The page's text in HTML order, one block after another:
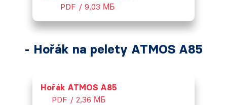
PDF / 9,03 МБ
- Hořák na pelety ATMOS A85
Hořák ATMOS A85
PDF / 2,36 МБ